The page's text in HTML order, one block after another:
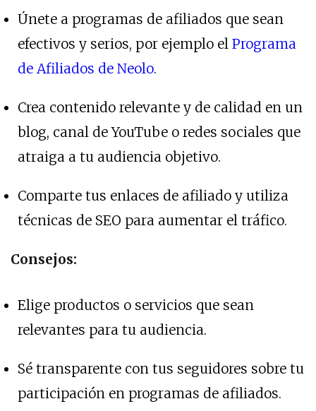
Únete a programas de afiliados que sean
efectivos y serios, por ejemplo el Programa
de Afiliados de Neolo.
Crea contenido relevante y de calidad en un
blog, canal de YouTube o redes sociales que
atraiga a tu audiencia objetivo.
Comparte tus enlaces de afiliado y utiliza
técnicas de SEO para aumentar el tráfico.
Consejos:
Elige productos o servicios que sean
relevantes para tu audiencia.
Sé transparente con tus seguidores sobre tu
participación en programas de afiliados.